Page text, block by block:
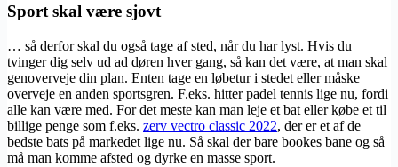
Sport skal være sjovt
… så derfor skal du også tage af sted, når du har lyst. Hvis du
tvinger dig selv ud ad døren hver gang, så kan det være, at man skal
genoverveje din plan. Enten tage en løbetur i stedet eller måske
overveje en anden sportsgren. F.eks. hitter padel tennis lige nu, fordi
alle kan være med. For det meste kan man leje et bat eller købe et til
billige penge som f.eks. zerv vectro classic 2022, der er et af de
bedste bats på markedet lige nu. Så skal der bare bookes bane og så
må man komme afsted og dyrke en masse sport.